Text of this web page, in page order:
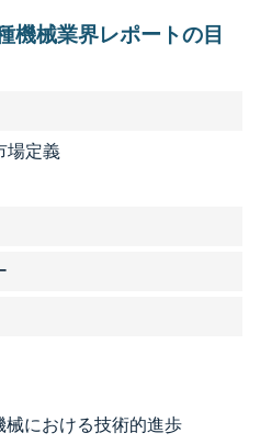
機械業界レポートの目
場定義
械における技術的進歩